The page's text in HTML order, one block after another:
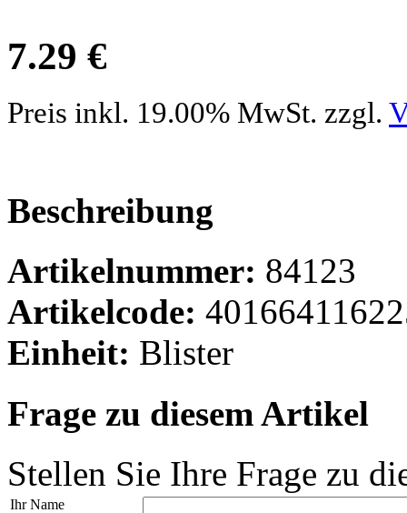
7.29 €
Preis inkl. 19.00% MwSt. zzgl.
Beschreibung
Artikelnummer: 84123
Artikelcode:
Einheit: Blister
Frage zu diesem Artikel
Stellen Sie Ihre Frage zu
Ihr Name